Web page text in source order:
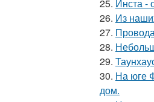
25. Инста -
26. Из
27.
28.
29.
30. На юге
дом.